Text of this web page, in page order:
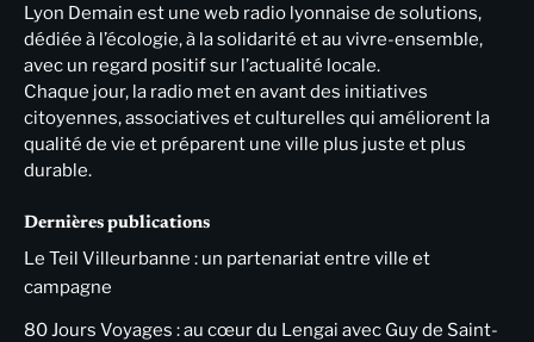
Lyon Demain est une web radio lyonnaise de solutions,
dédiée à l’écologie, à la solidarité et au vivre-ensemble,
avec un regard positif sur l’actualité locale.
Chaque jour, la radio met en avant des initiatives
citoyennes, associatives et culturelles qui améliorent la
qualité de vie et préparent une ville plus juste et plus
durable.
Dernières publications
Le Teil Villeurbanne : un partenariat entre ville et
campagne
80 Jours Voyages : au cœur du Lengai avec Guy de Saint-